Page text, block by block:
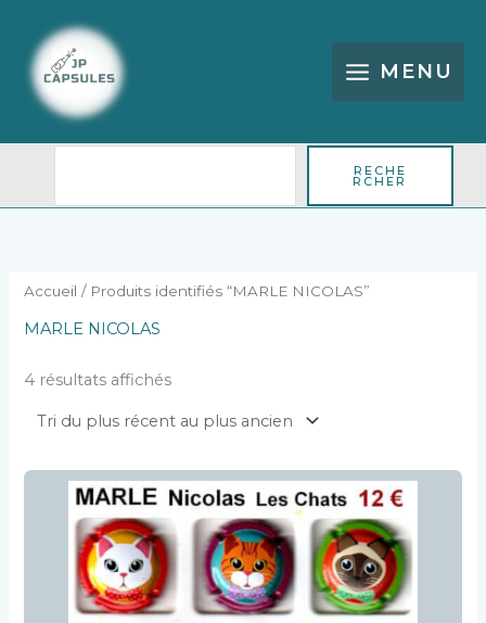
contenu
MENU
RECHE
RCHER
Accueil / Produits identifiés “MARLE NICOLAS”
MARLE NICOLAS
4 résultats affichés
Trié
plus